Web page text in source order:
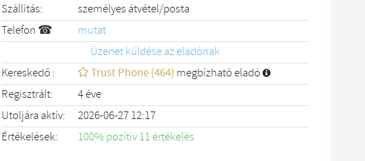
Szállítás:
személyes átvétel/posta
Telefon ☎
mutat
Üzenet küldése az eladónak
Kereskedő :
Trust Phone (464) megbízható eladó
Regisztrált:
4 éve
Utoljára aktív:
2026-06-27 12:17
Értékelések:
100% pozítiv 11 értékelés